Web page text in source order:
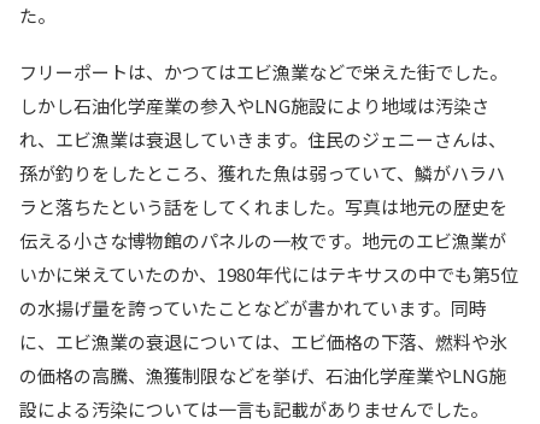
た。
フリーポートは、かつてはエビ漁業などで栄えた街でした。
しかし石油化学産業の参入やLNG施設により地域は汚染さ
れ、エビ漁業は衰退していきます。住民のジェニーさんは、
孫が釣りをしたところ、獲れた魚は弱っていて、鱗がハラハ
ラと落ちたという話をしてくれました。写真は地元の歴史を
伝える小さな博物館のパネルの一枚です。地元のエビ漁業が
いかに栄えていたのか、1980年代にはテキサスの中でも第5位
の水揚げ量を誇っていたことなどが書かれています。同時
に、エビ漁業の衰退については、エビ価格の下落、燃料や氷
の価格の高騰、漁獲制限などを挙げ、石油化学産業やLNG施
設による汚染については一言も記載がありませんでした。